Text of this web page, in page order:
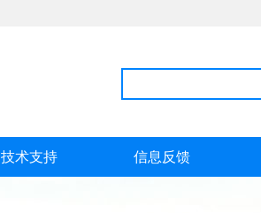
技术支持 信息反馈